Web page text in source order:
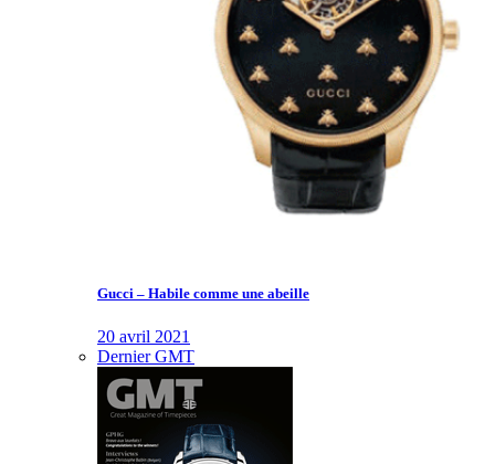
Gucci – Habile comme une abeille
20 avril 2021
Dernier GMT